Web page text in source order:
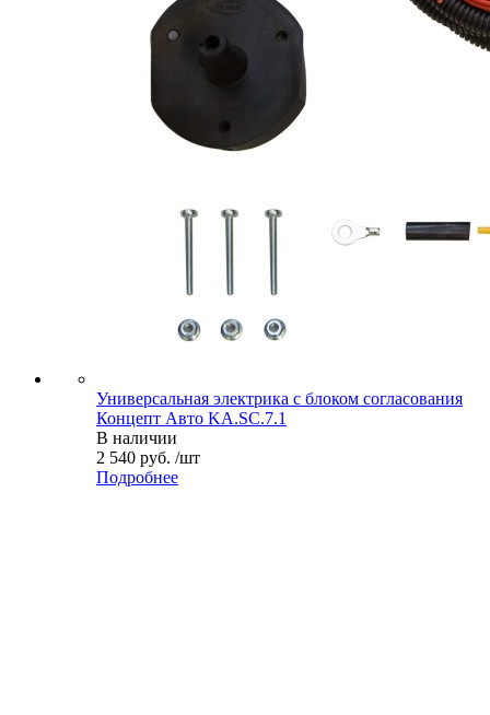
Универсальная электрика с блоком согласования
Концепт Авто KA.SC.7.1
В наличии
2 540 руб. /шт
Подробнее